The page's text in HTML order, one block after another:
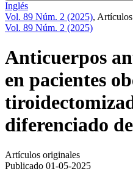
Inglés
Vol. 89 Núm. 2 (2025),
Vol. 89 Núm. 2 (2025)
Anticuerpos
en pacientes
diferenciado
Artículos originales
Publicado 01-05-2025